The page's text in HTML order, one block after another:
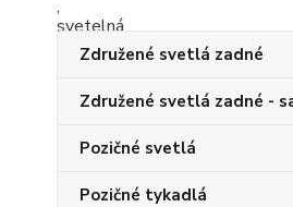
Združené svetlá zadné
Združené svetlá zadné -
Pozičné svetlá
Pozičné tykadlá